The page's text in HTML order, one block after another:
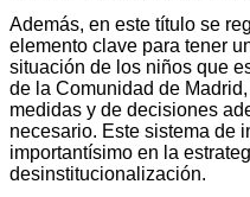
Además, en este título se
elemento clave para tener
situación de los niños que
de la Comunidad de
medidas y de decisiones
necesario. Este sistema de
importantísimo en la
desinstitucionalización.